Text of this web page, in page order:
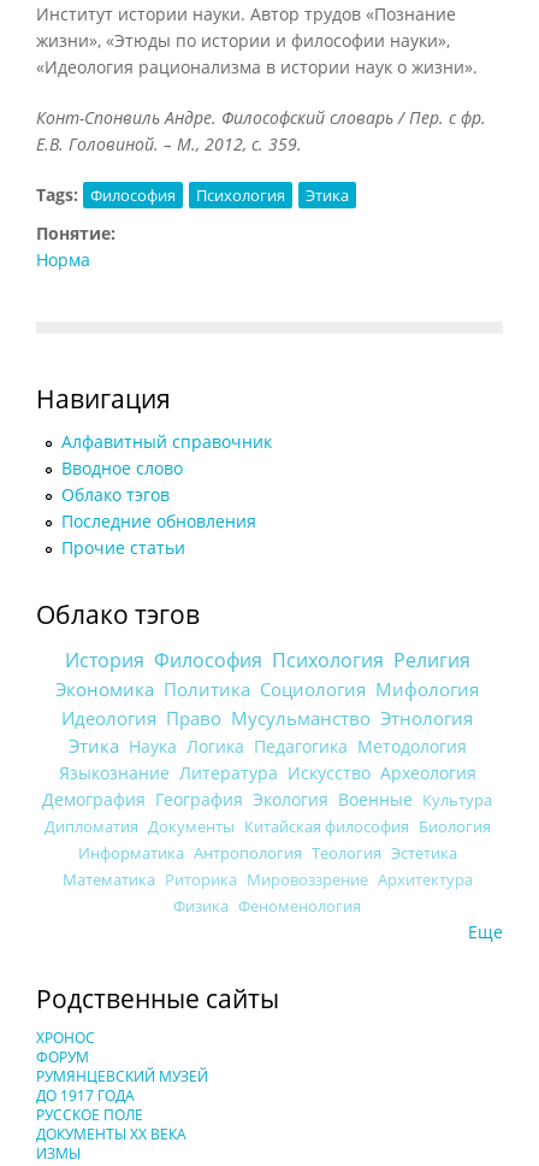
Институт истории науки. Автор трудов «Познание
жизни», «Этюды по истории и философии науки»,
«Идеология рационализма в истории наук о жизни».
Конт-Спонвиль Андре. Философский словарь / Пер. с фр.
Е.В. Головиной. – М., 2012, с. 359.
Tags: Философия Психология Этика
Понятие:
Норма
Навигация
Алфавитный справочник
Вводное слово
Облако тэгов
Последние обновления
Прочие статьи
Облако тэгов
История Философия Психология Религия
Экономика Политика Социология Мифология
Идеология Право Мусульманство Этнология
Этика Наука Логика Педагогика Методология
Языкознание Литература Искусство Археология
Демография География Экология Военные Культура
Дипломатия Документы Китайская философия Биология
Информатика Антропология Теология Эстетика
Математика Риторика Мировоззрение Архитектура
Физика Феноменология
Еще
Родственные сайты
ХРОНОС
ФОРУМ
РУМЯНЦЕВСКИЙ МУЗЕЙ
ДО 1917 ГОДА
РУССКОЕ ПОЛЕ
ДОКУМЕНТЫ XX ВЕКА
ИЗМЫ